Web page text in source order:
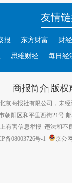
友情
报 东方财富 财
思维财经 每日经
商报简介| 版权
京商报社有限公司，未经
朝阳区和平里西街21号
有害信息举报 违法和不
备08003726号-1
京公